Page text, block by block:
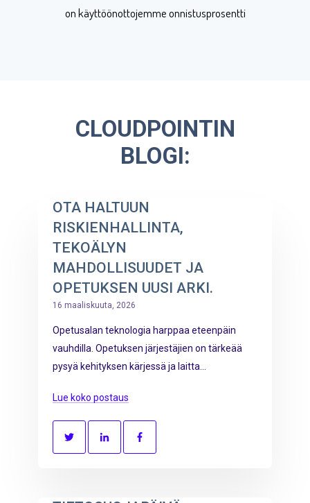
on käyttöönottojemme onnistusprosentti
CLOUDPOINTIN
BLOGI:
OTA HALTUUN
RISKIENHALLINTA,
TEKOÄLYN
MAHDOLLISUUDET JA
OPETUKSEN UUSI ARKI.
16 maaliskuuta, 2026
Opetusalan teknologia harppaa eteenpäin
vauhdilla. Opetuksen järjestäjien on tärkeää
pysyä kehityksen kärjessä ja laitta...
Lue koko postaus